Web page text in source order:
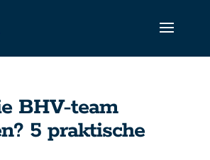
BHV-team
5 praktische